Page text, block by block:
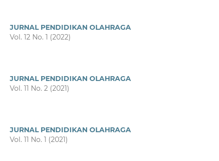
JURNAL PENDIDIKAN OLAHRAGA
Vol. 12 No. 1 (2022)
JURNAL PENDIDIKAN OLAHRAGA
Vol. 11 No. 2 (2021)
JURNAL PENDIDIKAN OLAHRAGA
Vol. 11 No. 1 (2021)